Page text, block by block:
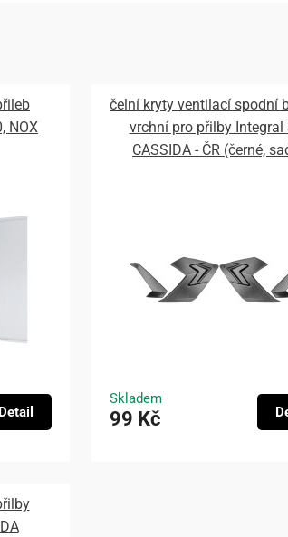
NOX
Detail
čelní kryty ventilací spodní
vrchní pro přilby Integral
CASSIDA - ČR (černé,
Skladem
99 Kč